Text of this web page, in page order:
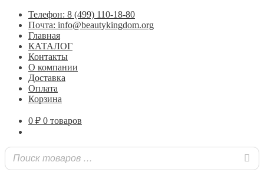
Телефон: 8 (499) 110-18-80
Почта: info@beautykingdom.org
Главная
КАТАЛОГ
Контакты
О компании
Доставка
Оплата
Корзина
0 ₽ 0 товаров